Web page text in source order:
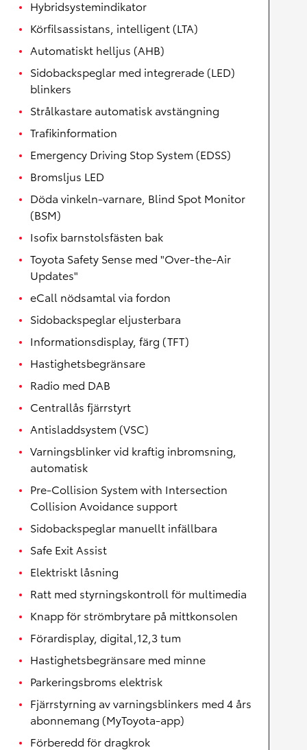
Hybridsystemindikator
Körfilsassistans, intelligent (LTA)
Automatiskt helljus (AHB)
Sidobackspeglar med integrerade (LED)
blinkers
Strålkastare automatisk avstängning
Trafikinformation
Emergency Driving Stop System (EDSS)
Bromsljus LED
Döda vinkeln-varnare, Blind Spot Monitor
(BSM)
Isofix barnstolsfästen bak
Toyota Safety Sense med "Over-the-Air
Updates"
eCall nödsamtal via fordon
Sidobackspeglar eljusterbara
Informationsdisplay, färg (TFT)
Hastighetsbegränsare
Radio med DAB
Centrallås fjärrstyrt
Antisladdsystem (VSC)
Varningsblinker vid kraftig inbromsning,
automatisk
Pre-Collision System with Intersection
Collision Avoidance support
Sidobackspeglar manuellt infällbara
Safe Exit Assist
Elektriskt låsning
Ratt med styrningskontroll för multimedia
Knapp för strömbrytare på mittkonsolen
Förardisplay, digital,12,3 tum
Hastighetsbegränsare med minne
Parkeringsbroms elektrisk
Fjärrstyrning av varningsblinkers med 4 års
abonnemang (MyToyota-app)
Förberedd för dragkrok